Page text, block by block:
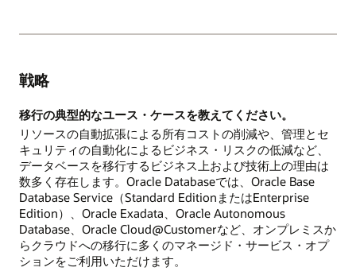
戦略
移行の典型的なユース・ケースを教えてください。
リソースの自動拡張による所有コストの削減や、管理とセ
キュリティの自動化によるビジネス・リスクの低減など、
データベースを移行するビジネス上および技術上の理由は
数多く存在します。Oracle Databaseでは、Oracle Base
Database Service（Standard EditionまたはEnterprise
Edition）、Oracle Exadata、Oracle Autonomous
Database、Oracle Cloud@Customerなど、オンプレミスか
らクラウドへの移行に多くのマネージド・サービス・オプ
ションをご利用いただけます。